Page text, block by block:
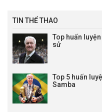
TIN THỂ THAO
Top huấn
sử
Top 5 huấn
Samba